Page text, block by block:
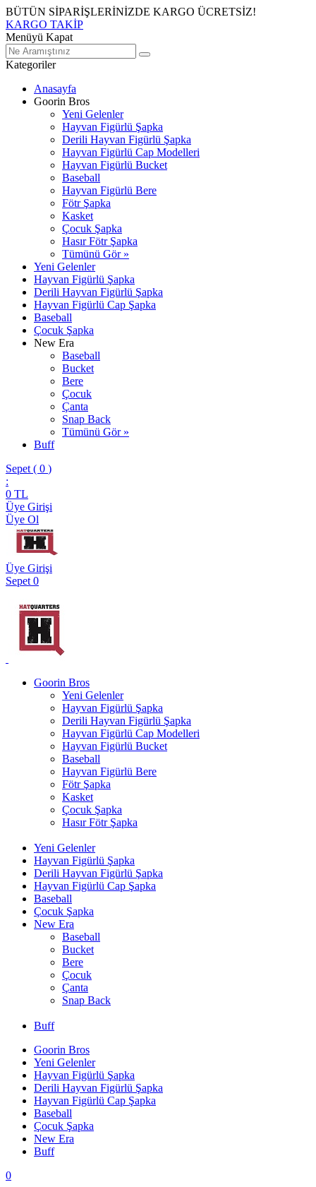
BÜTÜN SİPARİŞLERİNİZDE KARGO ÜCRETSİZ!
KARGO TAKİP
Menüyü Kapat
Kategoriler
Anasayfa
Goorin Bros
Yeni Gelenler
Hayvan Figürlü Şapka
Derili Hayvan Figürlü Şapka
Hayvan Figürlü Cap Modelleri
Hayvan Figürlü Bucket
Baseball
Hayvan Figürlü Bere
Fötr Şapka
Kasket
Çocuk Şapka
Hasır Fötr Şapka
Tümünü Gör »
Yeni Gelenler
Hayvan Figürlü Şapka
Derili Hayvan Figürlü Şapka
Hayvan Figürlü Cap Şapka
Baseball
Çocuk Şapka
New Era
Baseball
Bucket
Bere
Çocuk
Çanta
Snap Back
Tümünü Gör »
Buff
Sepet ( 0 )
:
0 TL
Üye Girişi
Üye Ol
Üye Girişi
Sepet 0
Goorin Bros
Yeni Gelenler
Hayvan Figürlü Şapka
Derili Hayvan Figürlü Şapka
Hayvan Figürlü Cap Modelleri
Hayvan Figürlü Bucket
Baseball
Hayvan Figürlü Bere
Fötr Şapka
Kasket
Çocuk Şapka
Hasır Fötr Şapka
Yeni Gelenler
Hayvan Figürlü Şapka
Derili Hayvan Figürlü Şapka
Hayvan Figürlü Cap Şapka
Baseball
Çocuk Şapka
New Era
Baseball
Bucket
Bere
Çocuk
Çanta
Snap Back
Buff
Goorin Bros
Yeni Gelenler
Hayvan Figürlü Şapka
Derili Hayvan Figürlü Şapka
Hayvan Figürlü Cap Şapka
Baseball
Çocuk Şapka
New Era
Buff
0